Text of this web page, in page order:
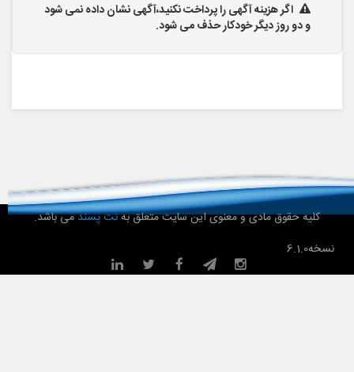
اگر هزینه آگهی را پرداخت نکنید،آگهی نشان داده نمی شود
و دو روز دیگر خودکار حذف می شود.
کلیه حقوق مادی و معنوی این سایت متعلق بهنت پسندمی باشد.
نسخه6.1.0